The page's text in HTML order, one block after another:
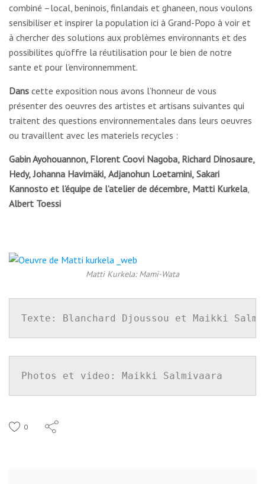
combiné –local, beninois, finlandais et ghaneen, nous voulons
sensibiliser et inspirer la population ici à Grand-Popo à voir et
à chercher des solutions aux problèmes environnants et des
possibilites qu’offre la réutilisation pour le bien de notre
sante et pour l’environnemment.
Dans cette exposition nous avons l’honneur de vous
présenter des oeuvres des artistes et artisans suivantes qui
traitent des questions environnementales dans leurs oeuvres
ou travaillent avec les materiels recycles :
Gabin Ayohouannon, Florent Coovi Nagoba, Richard Dinosaure,
Hedy, Johanna Havimäki, Adjanohun Loetamini, Sakari
Kannosto et l’équipe de l’atelier de décembre, Matti Kurkela,
Albert Toessi
Matti Kurkela: Mami-Wata
Texte: Blanchard Djoussou et Maikki
Photos et video: Maikki Salmivaara
0